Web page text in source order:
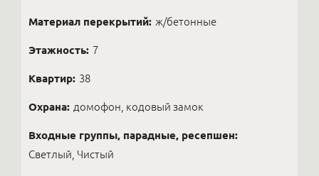
Материал перекрытий: ж/бетонные
Этажность: 7
Квартир: 38
Охрана: домофон, кодовый замок
Входные группы, парадные, ресепшен:
Светлый, Чистый